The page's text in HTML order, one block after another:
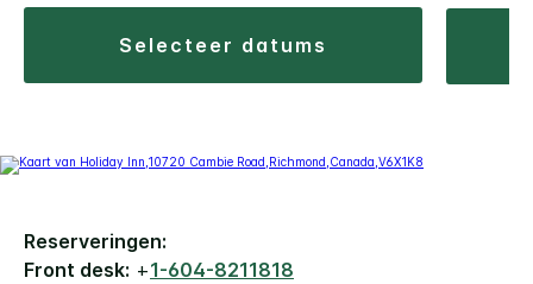
selecteer datums
Reserveringen:
Front desk: +1-604-8211818